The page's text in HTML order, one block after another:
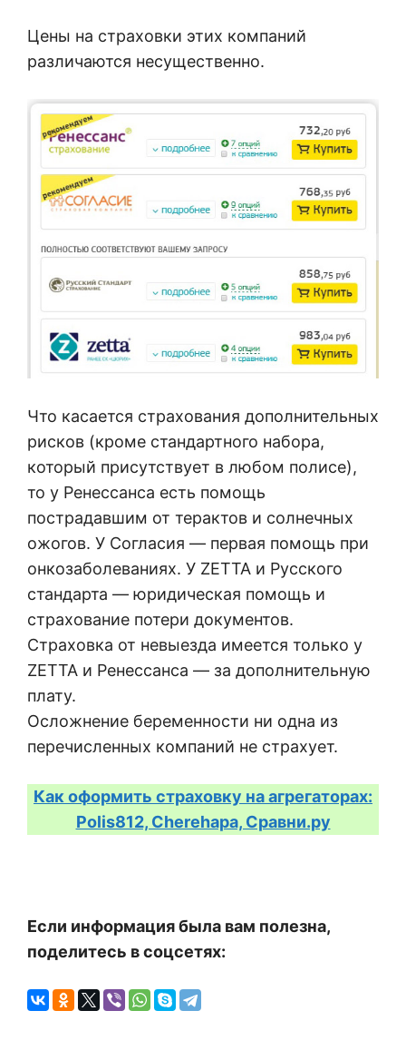
Цены на страховки этих компаний
различаются несущественно.
Что касается страхования дополнительных
рисков (кроме стандартного набора,
который присутствует в любом полисе),
то у Ренессанса есть помощь
пострадавшим от терактов и солнечных
ожогов. У Согласия — первая помощь при
онкозаболеваниях. У ZETTA и Русского
стандарта — юридическая помощь и
страхование потери документов.
Страховка от невыезда имеется только у
ZETTA и Ренессанса — за дополнительную
плату.
Осложнение беременности ни одна из
перечисленных компаний не страхует.
Как оформить страховку на агрегаторах:
Polis812, Cherehapa, Сравни.ру
Если информация была вам полезна,
поделитесь в соцсетях: